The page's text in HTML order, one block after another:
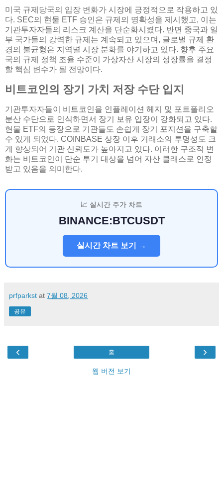
미국 규제당국의 입장 변화가 시장에 긍정적으로 작용하고 있
다. SEC의 현물 ETF 승인은 규제의 명확성을 제시했고, 이는
기관투자자들의 리스크 계산을 단순화시켰다. 반면 중국과 일
부 국가들의 강력한 규제는 계속되고 있으며, 글로벌 규제 환
경의 불균형은 지역별 시장 분화를 야기하고 있다. 향후 주요
국의 규제 정책 조율 수준이 가상자산 시장의 성장률을 결정
할 핵심 변수가 될 전망이다.
비트코인의 장기 가치 저장 수단 입지
기관투자자들이 비트코인을 인플레이션 헤지 및 포트폴리오
분산 수단으로 인식하면서 장기 보유 입장이 강화되고 있다.
현물 ETF의 등장으로 기관들도 손쉽게 장기 포지션을 구축할
수 있게 되었다. COINBASE 상장 이후 거래소의 투명성도 크
게 향상되어 기관 신뢰도가 높아지고 있다. 이러한 구조적 변
화는 비트코인이 단순 투기 대상을 넘어 자산 클래스로 인정
받고 있음을 의미한다.
📈 실시간 주가 차트
BINANCE:BTCUSDT
실시간 차트 보기 →
prfparkst at 7월 08, 2026
공유
‹ ›
홈
웹 버전 보기